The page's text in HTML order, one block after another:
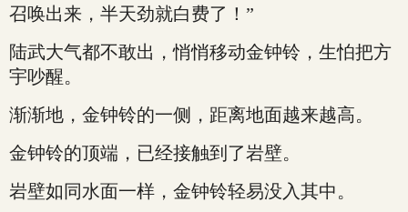
召唤出来，半天劲就白费了！”
陆武大气都不敢出，悄悄移动金钟铃，生怕把方
宇吵醒。
渐渐地，金钟铃的一侧，距离地面越来越高。
金钟铃的顶端，已经接触到了岩壁。
岩壁如同水面一样，金钟铃轻易没入其中。